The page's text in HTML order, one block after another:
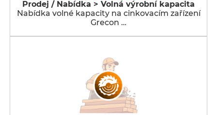
Prodej / Nabídka > Volná výrobní kapacita
Nabídka volné kapacity na cinkovacím zařízení
Grecon …